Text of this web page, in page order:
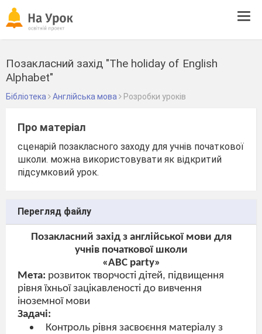
Позакласний захід "The holiday of English
Alphabet"
Бібліотека Англійська мова Розробки уроків
Про матеріал
сценарій позакласного заходу для учнів початкової
школи. можна використовувати як відкритий
підсумковий урок.
Перегляд файлу
Позакласний захід з англійської мови для
учнів початкової школи
«ABC partу»
Мета: розвиток творчості дітей, підвищення
рівня їхньої зацікавленості до вивчення
іноземної мови
Задачі:
Контроль рівня засвоєння матеріалу з